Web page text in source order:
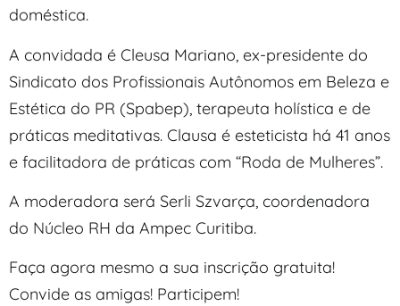
doméstica.
A convidada é Cleusa Mariano, ex-presidente do
Sindicato dos Profissionais Autônomos em Beleza e
Estética do PR (Spabep), terapeuta holística e de
práticas meditativas. Clausa é esteticista há 41 anos
e facilitadora de práticas com “Roda de Mulheres”.
A moderadora será Serli Szvarça, coordenadora
do Núcleo RH da Ampec Curitiba.
Faça agora mesmo a sua inscrição gratuita!
Convide as amigas! Participem!